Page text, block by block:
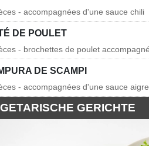
- accompagnées d'une sauce chili
DE POULET
- brochettes de poulet
DE SCAMPI
- accompagnées d'une sauce
GERICHTE